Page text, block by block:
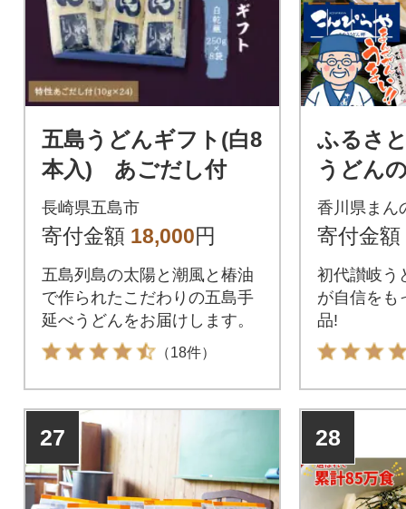
ルッとした
シに定評が
五島うどんギフト(白8
本入) あごだし付
長崎県五島市
寄付金額 18,000円
五島列島の太陽と潮風と椿油
で作られたこだわりの五島手
延べうどんをお届けします。
（18件）
ふるさ
うどん
や】本
ん『讃
香川県まん
寄付金額
初代讃岐う
が自信をも
品!
27 28